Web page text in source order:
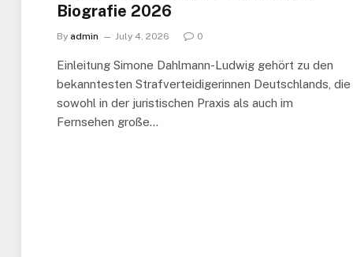
Biografie 2026
By admin July 4, 2026 0
Einleitung Simone Dahlmann-Ludwig gehört zu den
bekanntesten Strafverteidigerinnen Deutschlands, die
sowohl in der juristischen Praxis als auch im
Fernsehen große…